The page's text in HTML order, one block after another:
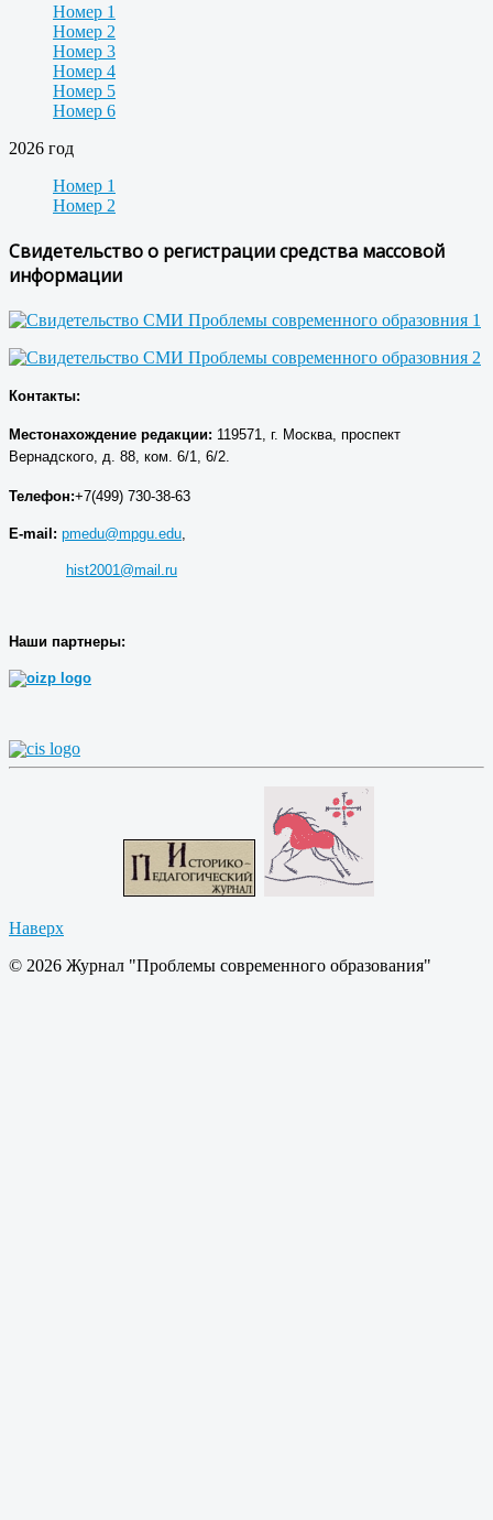
Номер 1
Номер 2
Номер 3
Номер 4
Номер 5
Номер 6
2026 год
Номер 1
Номер 2
Свидетельство о регистрации средства массовой
информации
Контакты:
Местонахождение редакции: 119571, г. Москва, проспект
Вернадского, д. 88, ком. 6/1, 6/2.
Телефон:+7(499) 730-38-63
E-mail: pmedu@mpgu.edu,
hist2001@mail.ru
Наши партнеры:
Наверх
© 2026 Журнал "Проблемы современного образования"